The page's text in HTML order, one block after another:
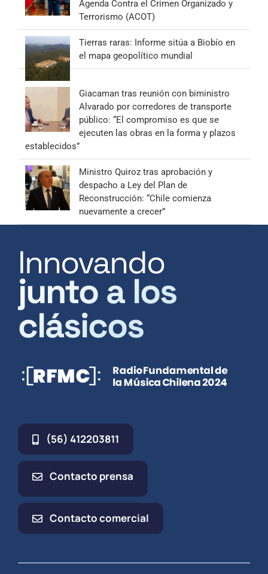
Agenda Contra el Crimen Organizado y
Terrorismo (ACOT)
Tierras raras: Informe sitúa a Biobío en
el mapa geopolítico mundial
Giacaman tras reunión con biministro
Alvarado por corredores de transporte
público: “El compromiso es que se
ejecuten las obras en la forma y plazos
establecidos”
Ministro Quiroz tras aprobación y
despacho a Ley del Plan de
Reconstrucción: “Chile comienza
nuevamente a crecer”
Innovando
junto a los
clásicos
(56) 412203811
Contacto prensa
Contacto comercial